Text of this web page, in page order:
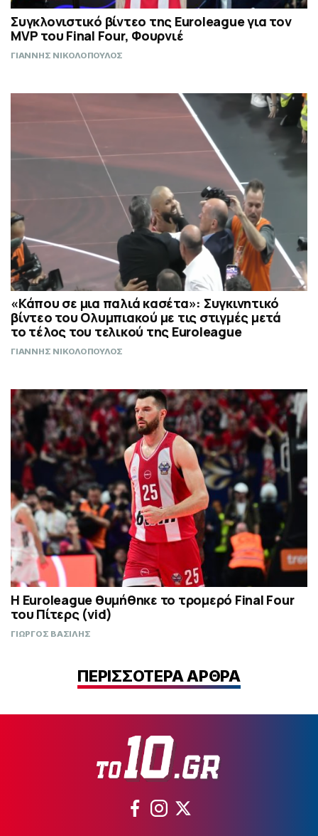
Συγκλονιστικό βίντεο της Euroleague για τον
MVP του Final Four, Φουρνιέ
ΓΙΑΝΝΗΣ ΝΙΚΟΛΟΠΟΥΛΟΣ
«Κάπου σε μια παλιά κασέτα»: Συγκινητικό
βίντεο του Ολυμπιακού με τις στιγμές μετά
το τέλος του τελικού της Euroleague
ΓΙΑΝΝΗΣ ΝΙΚΟΛΟΠΟΥΛΟΣ
Η Euroleague θυμήθηκε το τρομερό Final Four
του Πίτερς (vid)
ΓΙΩΡΓΟΣ ΒΑΣΙΛΗΣ
ΠΕΡΙΣΣΟΤΕΡΑ ΑΡΘΡΑ